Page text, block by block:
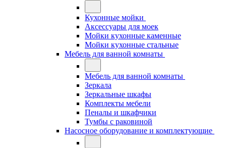
Кухонные мойки
Аксессуары для моек
Мойки кухонные каменные
Мойки кухонные стальные
Мебель для ванной комнаты
Мебель для ванной комнаты
Зеркала
Зеркальные шкафы
Комплекты мебели
Пеналы и шкафчики
Тумбы с раковиной
Насосное оборудование и комплектующие